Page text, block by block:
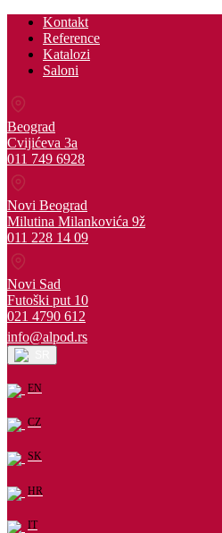
Kontakt
Reference
Katalozi
Saloni
Beograd
Cvijićeva 3a
011 749 6928
Novi Beograd
Milutina Milankovića 9ž
011 228 14 09
Novi Sad
Futoški put 10
021 4790 612
info@alpod.rs
EN
CZ
SK
HR
IT